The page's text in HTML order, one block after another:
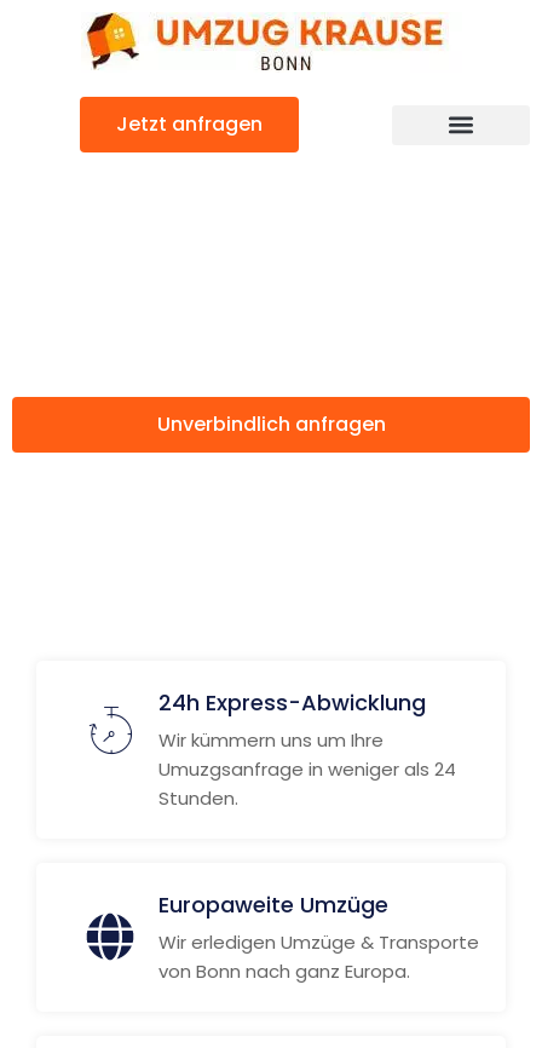
Jetzt anfragen
Unverbindlich anfragen
24h Express-Abwicklung
Wir kümmern uns um Ihre
Umuzgsanfrage in weniger als 24
Stunden.
Europaweite Umzüge
Wir erledigen Umzüge & Transporte
von Bonn nach ganz Europa.